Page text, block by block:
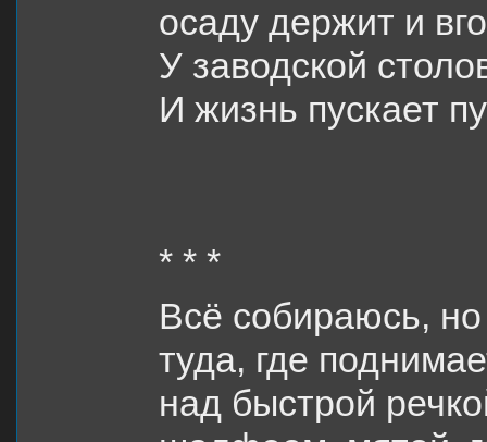
осаду держит и
У заводской
И жизнь пускает
* * *
Всё собираюсь, но
туда, где
над быстрой